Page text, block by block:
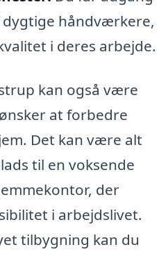
håndværkere,
i deres arbejde.
kan også være
at forbedre
Det kan være alt
til en voksende
der
i arbejdslivet.
tilbygning kan du